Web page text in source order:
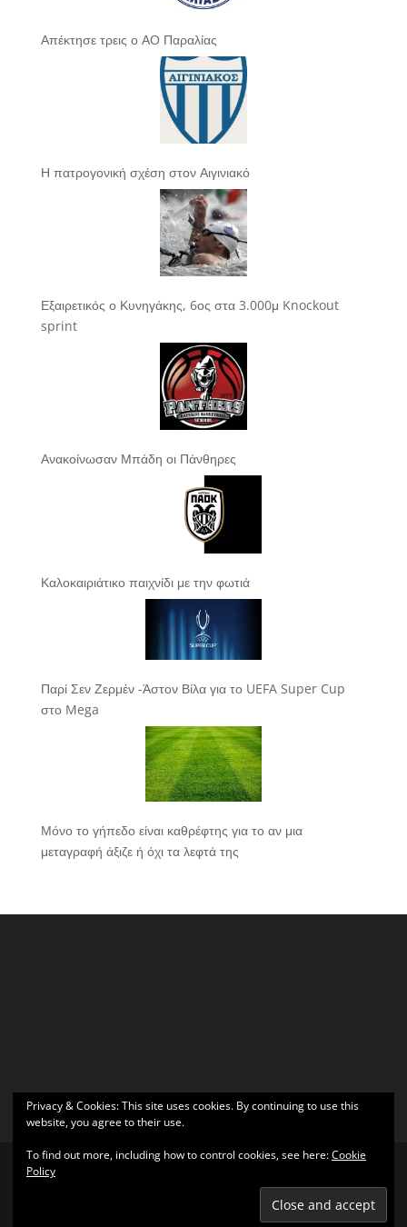
Απέκτησε τρεις ο ΑΟ Παραλίας
Η πατρογονική σχέση στον Αιγινιακό
Εξαιρετικός ο Κυνηγάκης, 6ος στα 3.000μ Knockout
sprint
Ανακοίνωσαν Μπάδη οι Πάνθηρες
Καλοκαιριάτικο παιχνίδι με την φωτιά
Παρί Σεν Ζερμέν -Άστον Βίλα για το UEFA Super Cup
στο Mega
Μόνο το γήπεδο είναι καθρέφτης για το αν μια
μεταγραφή άξιζε ή όχι τα λεφτά της
| Υποστηρίζεται από
Privacy & Cookies: This site uses cookies. By continuing to use this
website, you agree to their use.
To find out more, including how to control cookies, see here:Cookie
Policy